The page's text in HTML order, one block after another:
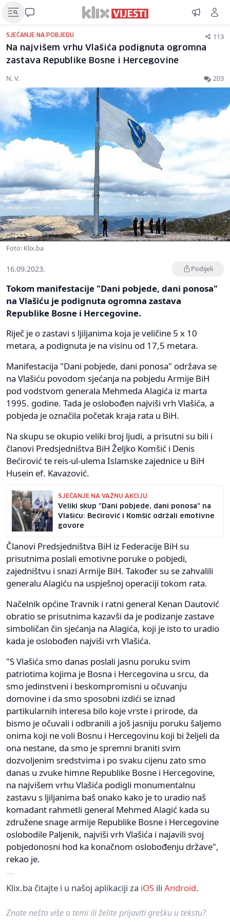
SJEĆANJE NA POBJEDU 113
Na najvišem vrhu Vlašića podignuta ogromna
zastava Republike Bosne i Hercegovine
N. V. 203
Foto: Klix.ba
16.09.2023. Podijeli
Tokom manifestacije "Dani pobjede, dani ponosa"
na Vlašiću je podignuta ogromna zastava
Republike Bosne i Hercegovine.
Riječ je o zastavi s ljiljanima koja je veličine 5 x 10
metara, a podignuta je na visinu od 17,5 metara.
Manifestacija "Dani pobjede, dani ponosa" održava se
na Vlašiću povodom sjećanja na pobjedu Armije BiH
pod vodstvom generala Mehmeda Alagića iz marta
1995. godine. Tada je oslobođen najviši vrh Vlašića, a
pobjeda je označila početak kraja rata u BiH.
Na skupu se okupio veliki broj ljudi, a prisutni su bili i
članovi Predsjedništva BiH Željko Komšić i Denis
Bećirović te reis-ul-ulema Islamske zajednice u BiH
Husein ef. Kavazović.
SJEĆANJE NA VAŽNU AKCIJU
Veliki skup "Dani pobjede, dani ponosa" na
Vlašiću: Bećirović i Komšić održali emotivne
govore
Članovi Predsjedništva BiH iz Federacije BiH su
prisutnima poslali emotivne poruke o pobjedi,
zajedništvu i snazi Armije BiH. Također su se zahvalili
generalu Alagiću na uspješnoj operaciji tokom rata.
Načelnik općine Travnik i ratni general Kenan Dautović
obratio se prisutnima kazavši da je podizanje zastave
simboličan čin sjećanja na Alagića, koji je isto to uradio
kada je oslobođen najviši vrh Vlašića.
"S Vlašića smo danas poslali jasnu poruku svim
patriotima kojima je Bosna i Hercegovina u srcu, da
smo jedinstveni i beskompromisni u očuvanju
domovine i da smo sposobni izdići se iznad
partikularnih interesa bilo koje vrste i prirode, da
bismo je očuvali i odbranili a još jasniju poruku šaljemo
onima koji ne voli Bosnu i Hercegovinu koji bi željeli da
ona nestane, da smo je spremni braniti svim
dozvoljenim sredstvima i po svaku cijenu zato smo
danas u zvuke himne Republike Bosne i Hercegovine,
na najvišem vrhu Vlašića podigli monumentalnu
zastavu s ljiljanima baš onako kako je to uradio naš
komadant rahmetli general Mehmed Alagić kada su
združene snage armije Republike Bosne i Hercegovine
oslobodile Paljenik, najviši vrh Vlašića i najavili svoj
pobjedonosni hod ka konačnom oslobođenju države",
rekao je.
Klix.ba čitajte i u našoj aplikaciji za iOS ili Android.
Znate nešto više o temi ili želite prijaviti grešku u tekstu?